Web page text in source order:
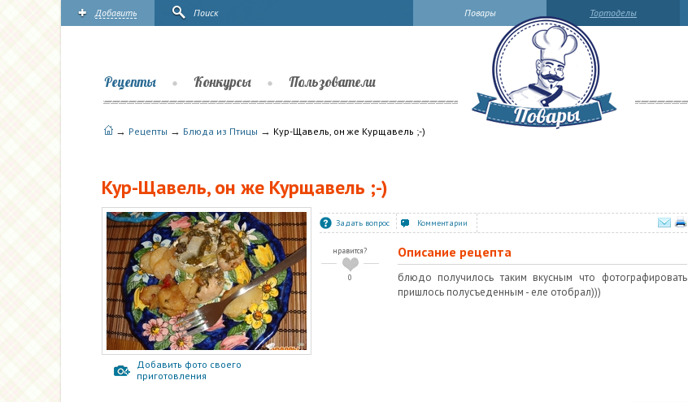
Тортоделы
Повары
Добавить Поиск
Рецепты Конкурсы Пользователи
→ Рецепты → Блюда из Птицы → Кур-Щавель, он же Курщавель ;-)
Кур-Щавель, он же Курщавель ;-)
Добавить фото своего
приготовления
Задать вопрос Комментарии
нравится?
0
Описание рецепта
блюдо получилось таким вкусным что фотографировать
пришлось полусъеденным - еле отобрал)))